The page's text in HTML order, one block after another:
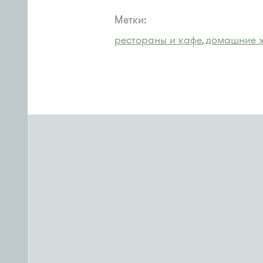
Метки:
рестораны и кафе,домашние